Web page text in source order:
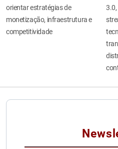
orientar estratégias de
monetização, infraestrutura e
competitividade